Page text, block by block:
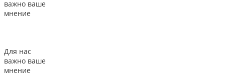
важно ваше
мнение
Для нас
важно ваше
мнение